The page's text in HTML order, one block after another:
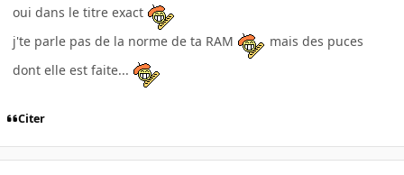
oui dans le titre exact
j'te parle pas de la norme de ta RAM
mais des puces
dont elle est faite...
Citer